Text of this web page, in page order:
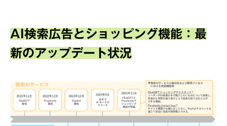
AI検索広告とショッピング機能：最
新のアップデート状況